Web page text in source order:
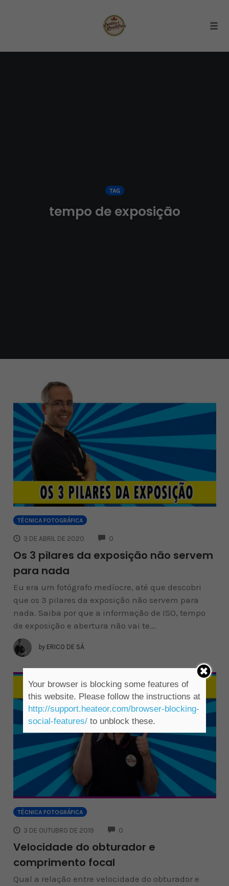
TAG
tempo de exposição
TÉCNICA FOTOGRÁFICA
3 DE ABRIL DE 2020 0
Os 3 pilares da exposição não servem
para nada
Eu era um fotógrafo medíocre, até que descobri
que os 3 pilares da exposição não servem para
nada. Saiba por que a informação de ISO, tempo
de exposição e abertura não vai te...
by ERICO DE SÁ
TÉCNICA FOTOGRÁFICA
3 DE OUTUBRO DE 2019 0
Velocidade do obturador e
comprimento focal
Qual a relação entre velocidade do obturador e
Your browser is blocking some features of
this website. Please follow the instructions at
http://support.heateor.com/browser-blocking-
social-features/to unblock these.